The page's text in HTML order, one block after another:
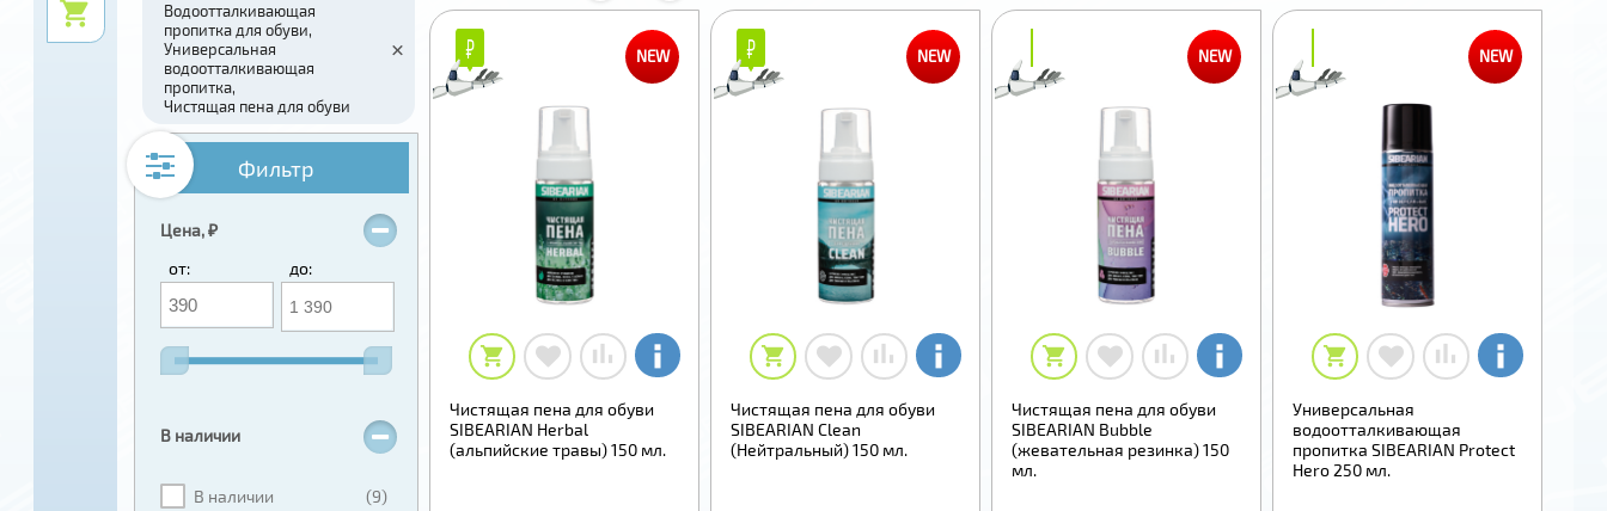
Водоотталкивающая
пропитка для обуви
Универсальная
водоотталкивающая
пропитка
Чистящая пена для обуви
Фильтр
Цена, ₽
от:
до:
В наличии
В наличии (9)
₽
₽
Чистящая пена для обуви
SIBEARIAN Herbal
(альпийские травы) 150 мл.
NEW ₽
₽
Чистящая пена для обуви
SIBEARIAN Clean
(Нейтральный) 150 мл.
NEW
Чистящая пена для обуви
SIBEARIAN Bubble
(жевательная резинка) 150
мл.
NEW
Универсальная
водоотталкивающая
пропитка SIBEARIAN Protect
Hero 250 мл.
NEW